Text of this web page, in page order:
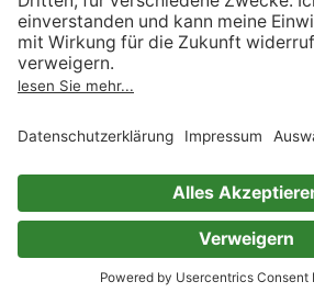
Informationen nach Data
Act
Verträge hier kündigen
Immer ein gutes